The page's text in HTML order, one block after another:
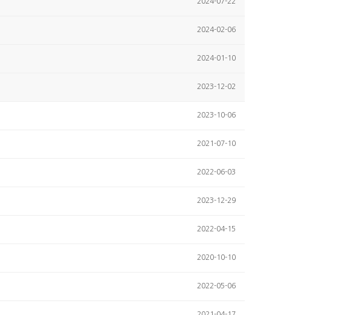
2024-02-06
2024-01-10
2023-12-02
2023-10-06
2021-07-10
2022-06-03
2023-12-29
2022-04-15
2020-10-10
2022-05-06